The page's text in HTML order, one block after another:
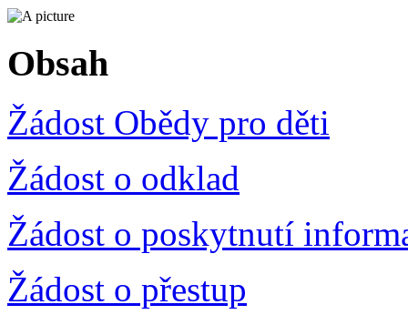
Obsah
Žádost Obědy pro děti
Žádost o odklad
Žádost o poskytnutí
Žádost o přestup